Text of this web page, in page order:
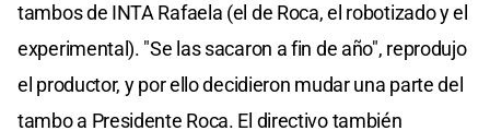
tambos de INTA Rafaela (el de Roca, el robotizado y el
experimental). "Se las sacaron a fin de año", reprodujo
el productor, y por ello decidieron mudar una parte del
tambo a Presidente Roca. El directivo también